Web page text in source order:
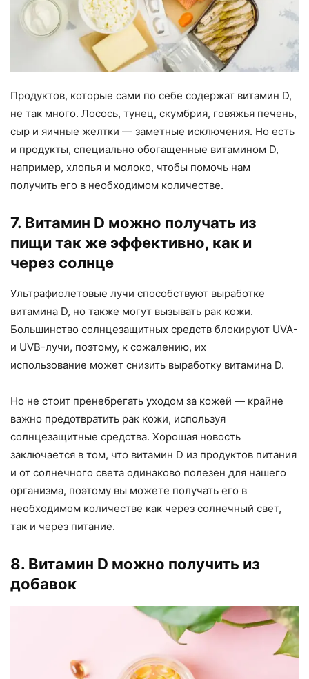
Продуктов, которые сами по себе содержат витамин D,
не так много. Лосось, тунец, скумбрия, говяжья печень,
сыр и яичные желтки — заметные исключения. Но есть
и продукты, специально обогащенные витамином D,
например, хлопья и молоко, чтобы помочь нам
получить его в необходимом количестве.
7. Витамин D можно получать из
пищи так же эффективно, как и
через солнце
Ультрафиолетовые лучи способствуют выработке
витамина D, но также могут вызывать рак кожи.
Большинство солнцезащитных средств блокируют UVA-
и UVB-лучи, поэтому, к сожалению, их
использование может снизить выработку витамина D.
Но не стоит пренебрегать уходом за кожей — крайне
важно предотвратить рак кожи, используя
солнцезащитные средства. Хорошая новость
заключается в том, что витамин D из продуктов питания
и от солнечного света одинаково полезен для нашего
организма, поэтому вы можете получать его в
необходимом количестве как через солнечный свет,
так и через питание.
8. Витамин D можно получить из
добавок